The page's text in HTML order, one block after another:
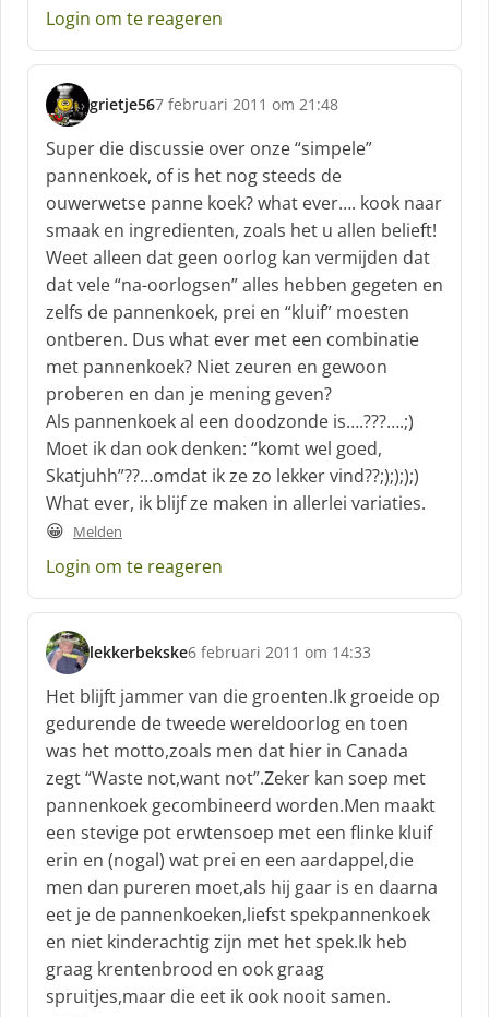
Login om te reageren
grietje56
s
c
h
r
e
e
f
7 februari 2011 om 21:48
Super die discussie over onze “simpele”
pannenkoek, of is het nog steeds de
ouwerwetse panne koek? what ever…. kook naar
smaak en ingredienten, zoals het u allen belieft!
Weet alleen dat geen oorlog kan vermijden dat
dat vele “na-oorlogsen” alles hebben gegeten en
zelfs de pannenkoek, prei en “kluif” moesten
ontberen. Dus what ever met een combinatie
met pannenkoek? Niet zeuren en gewoon
proberen en dan je mening geven?
Als pannenkoek al een doodzonde is….???….;)
Moet ik dan ook denken: “komt wel goed,
Skatjuhh”??…omdat ik ze zo lekker vind??;);););)
What ever, ik blijf ze maken in allerlei variaties.
😀 Melden
Login om te reageren
lekkerbekske
s
c
h
r
e
e
f
:
6 februari 2011 om 14:33
Het blijft jammer van die groenten.Ik groeide op
gedurende de tweede wereldoorlog en toen
was het motto,zoals men dat hier in Canada
zegt “Waste not,want not”.Zeker kan soep met
pannenkoek gecombineerd worden.Men maakt
een stevige pot erwtensoep met een flinke kluif
erin en (nogal) wat prei en een aardappel,die
men dan pureren moet,als hij gaar is en daarna
eet je de pannenkoeken,liefst spekpannenkoek
en niet kinderachtig zijn met het spek.Ik heb
graag krentenbrood en ook graag
spruitjes,maar die eet ik ook nooit samen.